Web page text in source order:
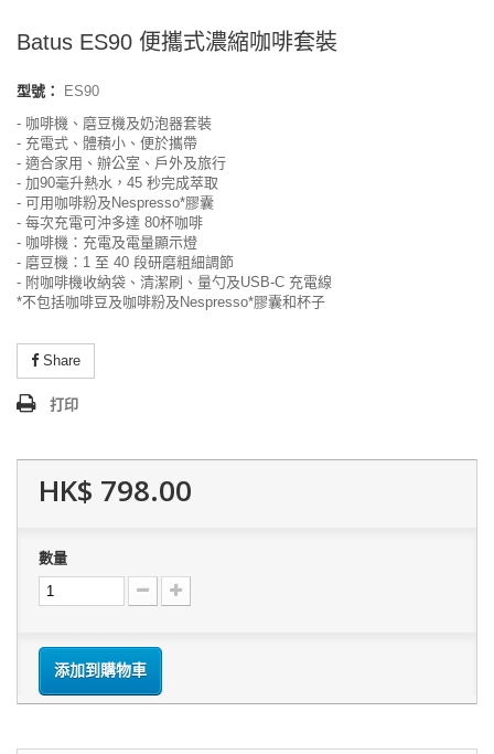
Batus ES90 便攜式濃縮咖啡套裝
型號：
ES90
- 咖啡機、磨豆機及奶泡器套裝
- 充電式、體積小、便於攜帶
- 適合家用、辦公室、戶外及旅行
- 加90毫升熱水，45 秒完成萃取
- 可用咖啡粉及Nespresso*膠囊
- 每次充電可沖多達 80杯咖啡
- 咖啡機：充電及電量顯示燈
- 磨豆機：1 至 40 段研磨粗細調節
- 附咖啡機收納袋、清潔刷、量勺及USB-C 充電線
*不包括咖啡豆及咖啡粉及Nespresso*膠囊和杯子
Share
打印
HK$ 798.00
數量
添加到購物車